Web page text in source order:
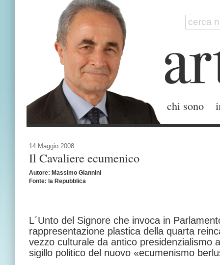
chi sono
14 Maggio 2008
Il Cavaliere ecumenico
Autore: Massimo Giannini
Fonte: la Repubblica
L´Unto del Signore che invoca in
rappresentazione plastica della quarta
vezzo culturale da antico presidenzialismo
sigillo politico del nuovo «ecumenismo